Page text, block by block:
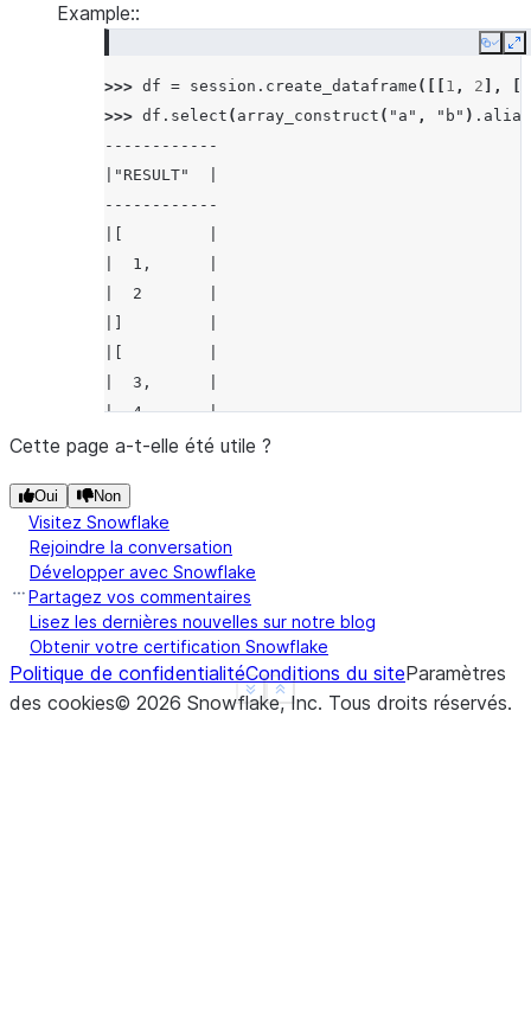
Example::
Copy
>>> df = session . create_dataframe ([[ 1 , 2 ],
>>> df . select ( array_construct ( "a" , "b" ) . alias
------------
|"RESULT"  |
------------
|  1,      |
|  2       |
|  3,      |
|  4       |
|]         |
Show less
See more
Cette page a-t-elle été utile ?
Oui Non
Visitez Snowflake
Rejoindre la conversation
Développer avec Snowflake
Partagez vos commentaires
Lisez les dernières nouvelles sur notre blog
Obtenir votre certification Snowflake
Politique de confidentialitéConditions du siteParamètres
des cookies© 2026 Snowflake, Inc. Tous droits réservés.